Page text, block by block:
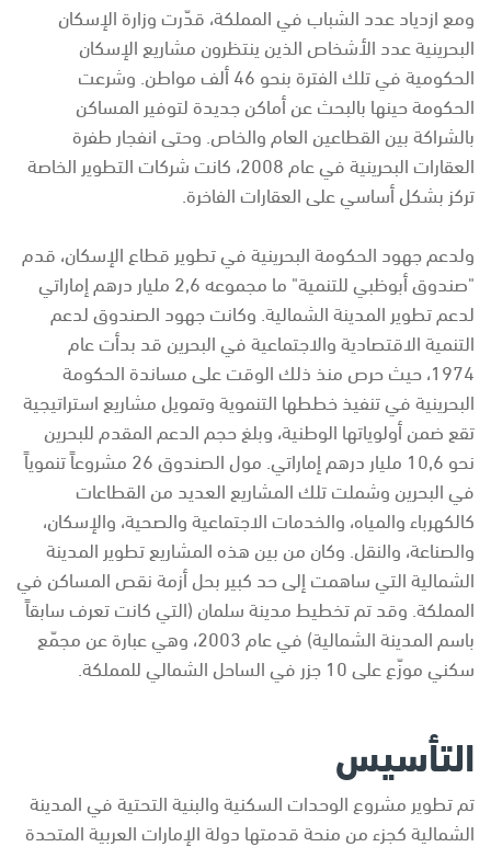
ومع ازدياد عدد الشباب في المملكة، قدّرت وزارة الإسكان
البحرينية عدد الأشخاص الذين ينتظرون مشاريع الإسكان
الحكومية في تلك الفترة بنحو 46 ألف مواطن. وشرعت
الحكومة حينها بالبحث عن أماكن جديدة لتوفير المساكن
بالشراكة بين القطاعين العام والخاص. وحتى انفجار طفرة
العقارات البحرينية في عام 2008، كانت شركات التطوير الخاصة
تركز بشكل أساسي على العقارات الفاخرة.
ولدعم جهود الحكومة البحرينية في تطوير قطاع الإسكان، قدم
"صندوق أبوظبي للتنمية" ما مجموعه 2,6 مليار درهم إماراتي
لدعم تطوير المدينة الشمالية. وكانت جهود الصندوق لدعم
التنمية الاقتصادية والاجتماعية في البحرين قد بدأت عام
1974، حيث حرص منذ ذلك الوقت على مساندة الحكومة
البحرينية في تنفيذ خططها التنموية وتمويل مشاريع استراتيجية
تقع ضمن أولوياتها الوطنية، وبلغ حجم الدعم المقدم للبحرين
نحو 10,6 مليار درهم إماراتي. مول الصندوق 26 مشروعاً تنموياً
في البحرين وشملت تلك المشاريع العديد من القطاعات
كالكهرباء والمياه، والخدمات الاجتماعية والصحية، والإسكان،
والصناعة، والنقل. وكان من بين هذه المشاريع تطوير المدينة
الشمالية التي ساهمت إلى حد كبير بحل أزمة نقص المساكن في
المملكة. وقد تم تخطيط مدينة سلمان (التي كانت تعرف سابقاً
باسم المدينة الشمالية) في عام 2003، وهي عبارة عن مجمّع
سكني موزّع على 10 جزر في الساحل الشمالي للمملكة.
التأسيس
تم تطوير مشروع الوحدات السكنية والبنية التحتية في المدينة
الشمالية كجزء من منحة قدمتها دولة الإمارات العربية المتحدة